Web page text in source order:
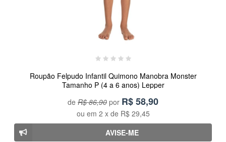
Roupão Felpudo Infantil Quimono Manobra Monster
Tamanho P (4 a 6 anos) Lepper
de R$ 86,90 por R$58,90
ou em 2 x de R$ 29,45
AVISE-ME